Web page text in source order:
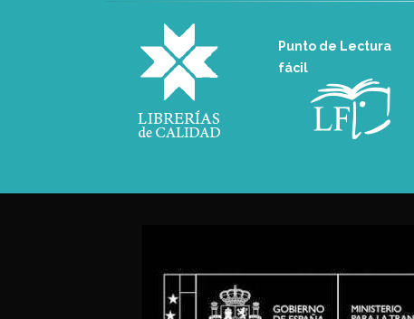
Punto de Lectura
fácil